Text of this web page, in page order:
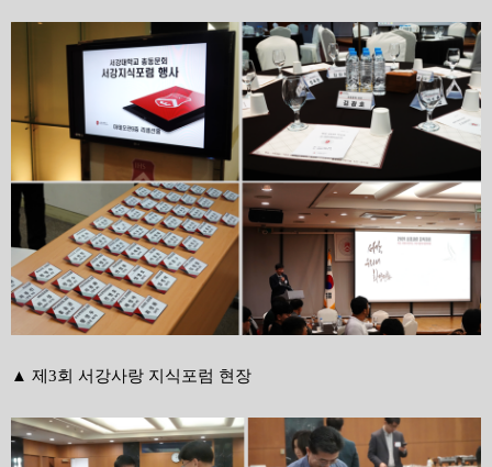
▲ 제3회 서강사랑 지식포럼 현장